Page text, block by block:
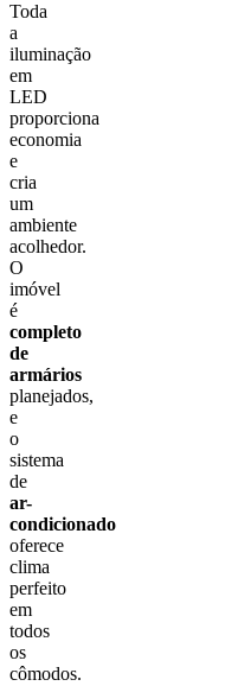
Toda
a
iluminação
em
LED
proporciona
economia
e
cria
um
ambiente
acolhedor.
O
imóvel
é
completo
de
armários
planejados,
e
o
sistema
de
ar-
condicionado
oferece
clima
perfeito
em
todos
os
cômodos.